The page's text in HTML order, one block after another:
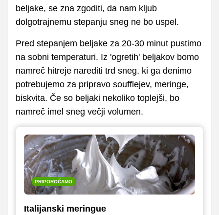
beljake, se zna zgoditi, da nam kljub
dolgotrajnemu stepanju sneg ne bo uspel.
Pred stepanjem beljake za 20-30 minut pustimo
na sobni temperaturi. Iz 'ogretih' beljakov bomo
namreč hitreje narediti trd sneg, ki ga denimo
potrebujemo za pripravo soufflejev, meringe,
biskvita. Če so beljaki nekoliko toplejši, bo
namreč imel sneg večji volumen.
PRIPOROČAMO
Italijanski meringue